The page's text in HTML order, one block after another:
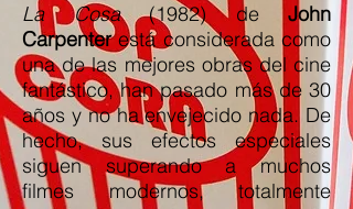
La Cosa(1982) de John
Carpenterestá considerada como
una de las mejores obras del cine
fantástico, han pasado más de 30
años y no ha envejecido nada. De
hecho, sus efectos especiales
siguen superando a muchos
filmes modernos, totalmente